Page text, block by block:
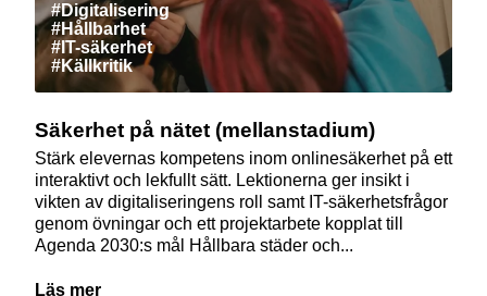
#Digitalisering
#Hållbarhet
#IT-säkerhet
#Källkritik
Säkerhet på nätet (mellanstadium)
Stärk elevernas kompetens inom onlinesäkerhet på ett
interaktivt och lekfullt sätt. Lektionerna ger insikt i
vikten av digitaliseringens roll samt IT-säkerhetsfrågor
genom övningar och ett projektarbete kopplat till
Agenda 2030:s mål Hållbara städer och...
Läs mer